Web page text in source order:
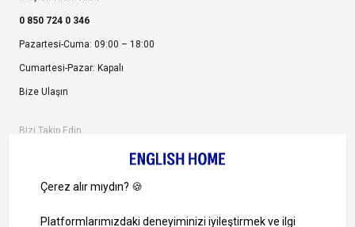
0 850 724 0 346
Pazartesi-Cuma: 09:00 – 18:00
Cumartesi-Pazar: Kapalı
Bize Ulaşın
Bizi Takip Edin
1000 TL ve Üzeri Alışverişlerinizde Kargo Bedava!